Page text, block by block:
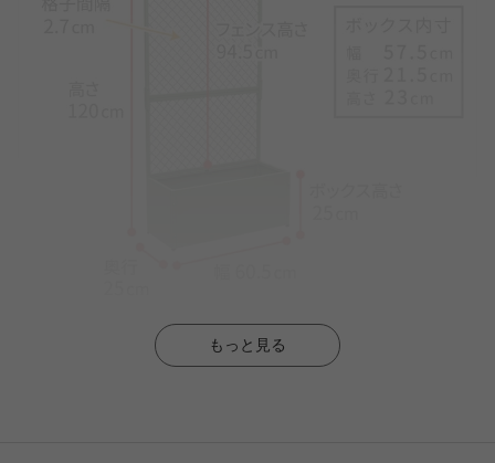
もっと見る